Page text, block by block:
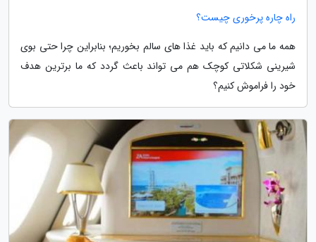
راه چاره پرخوری چیست؟
همه ما می دانیم که باید غذا های سالم بخوریم؛ بنابراین چرا حتی بوی
شیرینی شکلاتی کوچک هم می تواند باعث گردد که ما برترین هدف
خود را فراموش کنیم؟